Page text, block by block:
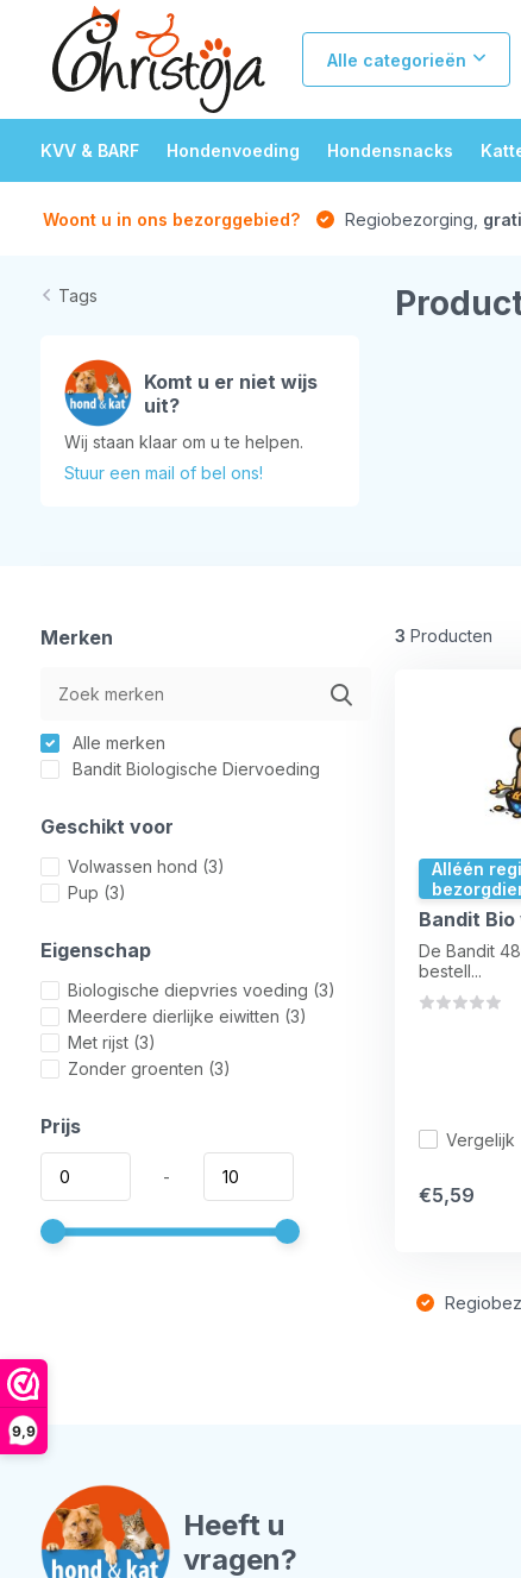
9,9
Alle categorieën
KVV & BARF Hondenvoeding Hondensnacks
Woont u in ons bezorggebied? Regiobezorging,
Tags
Komt u er niet wijs
uit?
Wij staan klaar om u te helpen.
Stuur een mail of bel ons!
Merken
Alle merken
Bandit Biologische Diervoeding
Geschikt voor
Volwassen hond (3)
Pup (3)
Eigenschap
Biologische diepvries voeding (3)
Meerdere dierlijke eiwitten (3)
Met rijst (3)
Zonder groenten (3)
Prijs
-
3 Producten
Alléén
Bandit Bio
De Bandit
bestell...
Vergelijk
€5,59
Heeft u
vragen?